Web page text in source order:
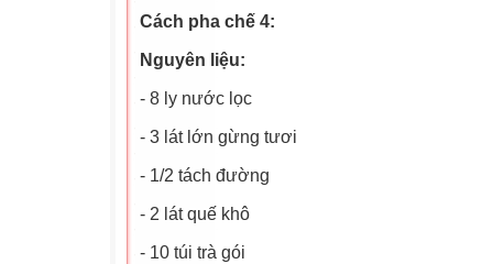
Cách pha chế 4:
Nguyên liệu:
- 8 ly nước lọc
- 3 lát lớn gừng tươi
- 1/2 tách đường
- 2 lát quế khô
- 10 túi trà gói